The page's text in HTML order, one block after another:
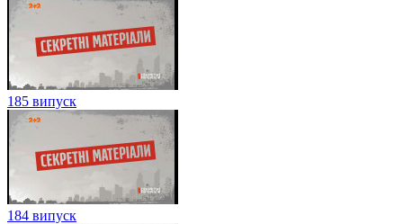
185 випуск
184 випуск